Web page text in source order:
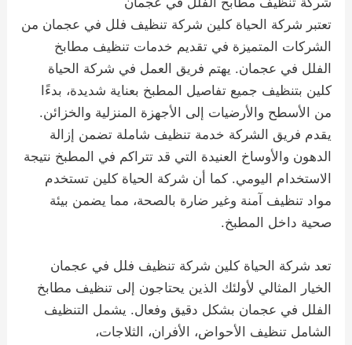
تعتبر شركة الحياة كلين شركة تنظيف فلل في عجمان من
الشركات المتميزة في تقديم خدمات تنظيف مطابخ
الفلل في عجمان. يهتم فريق العمل في شركة الحياة
كلين بتنظيف جميع تفاصيل المطبخ بعناية شديدة، بدءًا
من الأسطح والأرضيات إلى الأجهزة المنزلية والخزائن.
يقدم فريق الشركة خدمة تنظيف شاملة تضمن إزالة
الدهون والأوساخ العنيدة التي قد تتراكم في المطبخ نتيجة
الاستخدام اليومي. كما أن شركة الحياة كلين تستخدم
مواد تنظيف آمنة وغير ضارة بالصحة، مما يضمن بيئة
صحية داخل المطبخ.
تعد شركة الحياة كلين شركة تنظيف فلل في عجمان
الخيار المثالي لأولئك الذين يحتاجون إلى تنظيف مطابخ
الفلل في عجمان بشكل دقيق وفعال. يشمل التنظيف
الشامل تنظيف الأحواض، الأفران، الثلاجات،